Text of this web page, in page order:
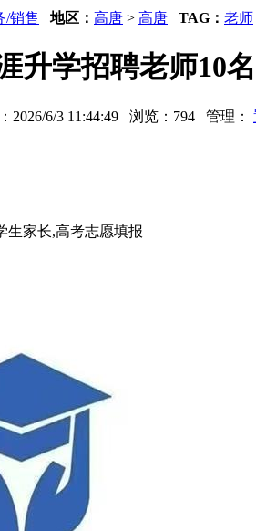
/销售 地区： 高唐 > 高唐 TAG： 老师
升学招聘老师10
2026/6/3 11:44:49 浏览：794 管理：
生家长,高考志愿填报